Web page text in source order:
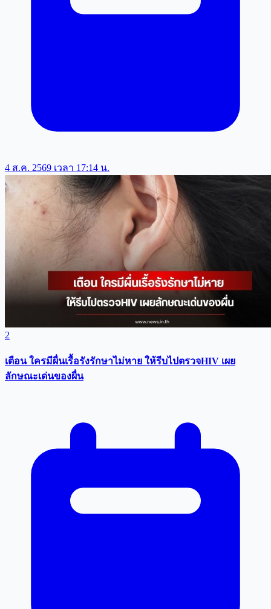
4 ส.ค. 2569 เวลา 17:14 น.
2
เตือน ใครมีผื่นเรื้อรังรักษาไม่หาย ให้รีบไปตรวจHIV เผย
ลักษณะเด่นของผื่น